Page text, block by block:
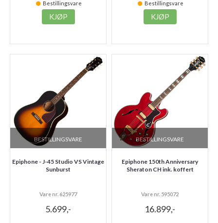
Bestillingsvare
KJØP
Bestillingsvare
KJØP
BESTILLINGSVARE
Epiphone - J-45 Studio VS Vintage
Sunburst
Vare nr. 625977
5.699,-
BESTILLINGSVARE
Epiphone 150th Anniversary
Sheraton CH ink. koffert
Vare nr. 595072
16.899,-